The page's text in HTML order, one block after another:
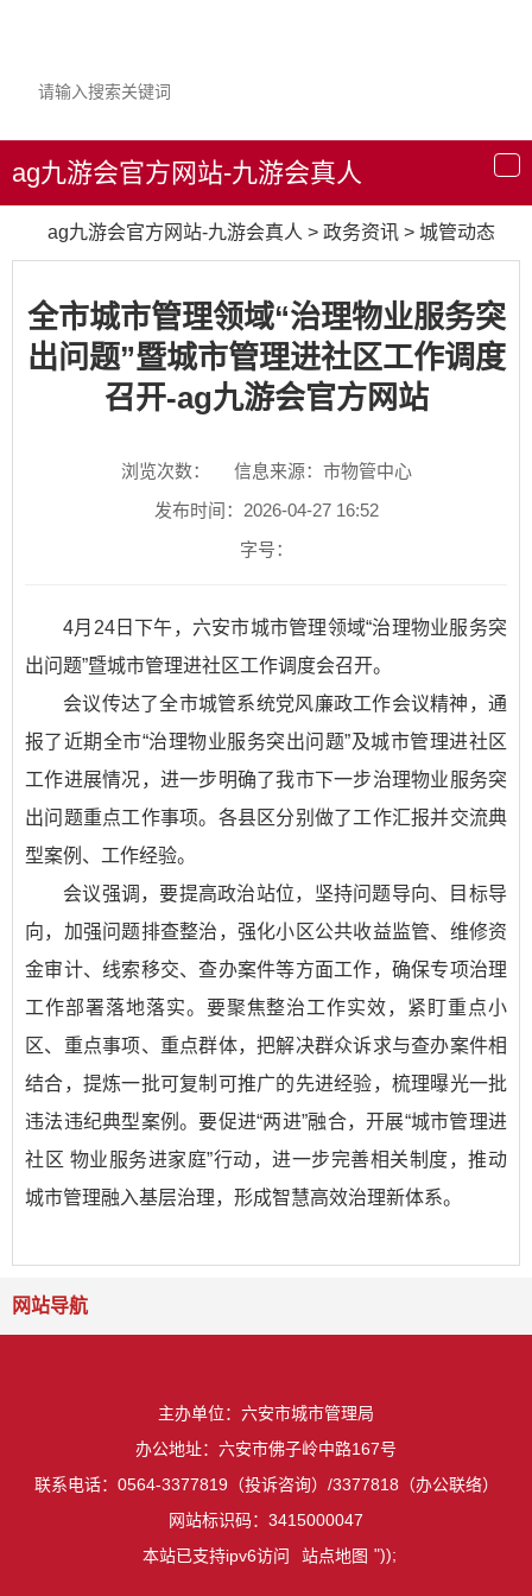
导
航
ag九游会官方网站-九游会真人
ag九游会官方网站-九游会真人 > 政务资讯 > 城管动态
全市城市管理领域“治理物业服务突
出问题”暨城市管理进社区工作调度
召开-ag九游会官方网站
浏览次数：
信息来源：市物管中心
发布时间：2026-04-27 16:52
字号：
4月24日下午，六安市城市管理领域“治理物业服务突
出问题”暨城市管理进社区工作调度会召开。
会议传达了全市城管系统党风廉政工作会议精神，通
报了近期全市“治理物业服务突出问题”及城市管理进社区
工作进展情况，进一步明确了我市下一步治理物业服务突
出问题重点工作事项。各县区分别做了工作汇报并交流典
型案例、工作经验。
会议强调，要提高政治站位，坚持问题导向、目标导
向，加强问题排查整治，强化小区公共收益监管、维修资
金审计、线索移交、查办案件等方面工作，确保专项治理
工作部署落地落实。要聚焦整治工作实效，紧盯重点小
区、重点事项、重点群体，把解决群众诉求与查办案件相
结合，提炼一批可复制可推广的先进经验，梳理曝光一批
违法违纪典型案例。要促进“两进”融合，开展“城市管理进
社区 物业服务进家庭”行动，进一步完善相关制度，推动
城市管理融入基层治理，形成智慧高效治理新体系。
网站导航
主办单位：六安市城市管理局
办公地址：六安市佛子岭中路167号
联系电话：0564-3377819（投诉咨询）/3377818（办公联络）
网站标识码：3415000047
本站已支持ipv6访问
站点地图 "));